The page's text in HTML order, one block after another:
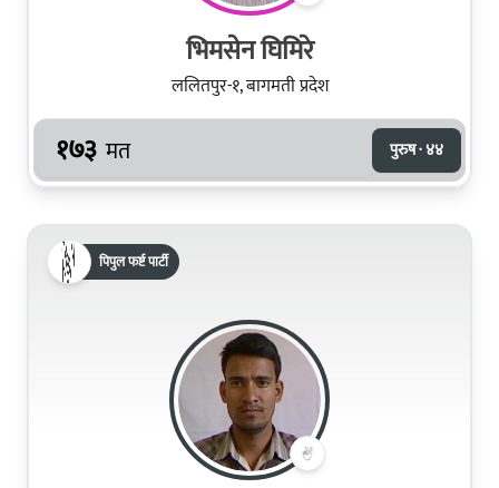
भिमसेन घिमिरे
ललितपुर-१, बागमती प्रदेश
१७३ मत पुरुष · ४४
पिपुल फर्ष्ट पार्टी